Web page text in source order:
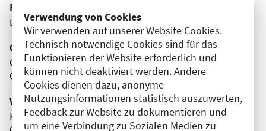
Verwendung von Cookies
Wir verwenden auf unserer Website Cookies.
Technisch notwendige Cookies sind für das
Funktionieren der Website erforderlich und
können nicht deaktiviert werden. Andere
Cookies dienen dazu, anonyme
Nutzungsinformationen statistisch auszuwerten,
Feedback zur Website zu dokumentieren und
um eine Verbindung zu Sozialen Medien zu
Fortbildungsformat
Blended-Learning
Organisator(en)
Charité - Universitätsmedizin Berlin
Campus Mitte
Wissenschaftliche Leitung
Frau Dr. med. Eva Kornemann